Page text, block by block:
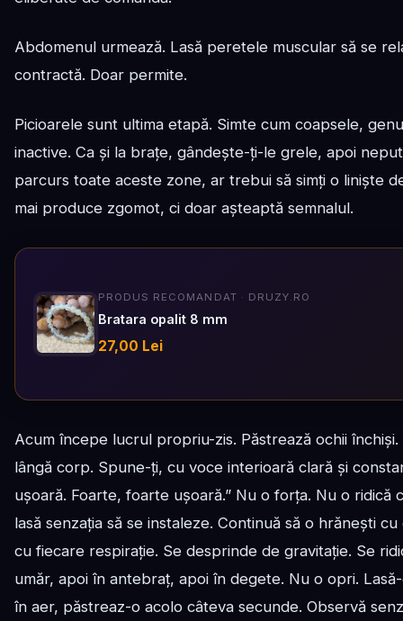
Abdomenul urmează. Lasă peretele muscular să se
contractă. Doar permite.
Picioarele sunt ultima etapă. Simte cum coapsele,
inactive. Ca și la brațe, gândește-ți-le grele, apoi
parcurs toate aceste zone, ar trebui să simți o liniște
mai produce zgomot, ci doar așteaptă semnalul.
PRODUS RECOMANDAT · DRUZY.RO
Bratara opalit 8 mm
27,00 Lei
Acum începe lucrul propriu-zis. Păstrează ochii
lângă corp. Spune-ți, cu voce interioară clară și
ușoară. Foarte, foarte ușoară.” Nu o forța. Nu o ridică
lasă senzația să se instaleze. Continuă să o hrănești
cu fiecare respirație. Se desprinde de gravitație. Se
umăr, apoi în antebraț, apoi în degete. Nu o opri.
în aer, păstreaz-o acolo câteva secunde. Observă